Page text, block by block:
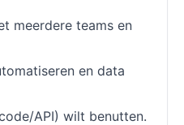
meerdere teams en
en data
API) wilt benutten.